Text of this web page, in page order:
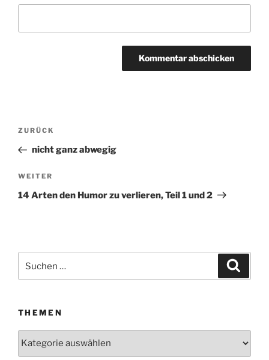
Beitragsnavigation
Vorheriger
Beitrag
ZURÜCK
nicht ganz abwegig
Nächster
Beitrag
WEITER
14 Arten den Humor zu verlieren, Teil 1 und 2
nach:
THEMEN